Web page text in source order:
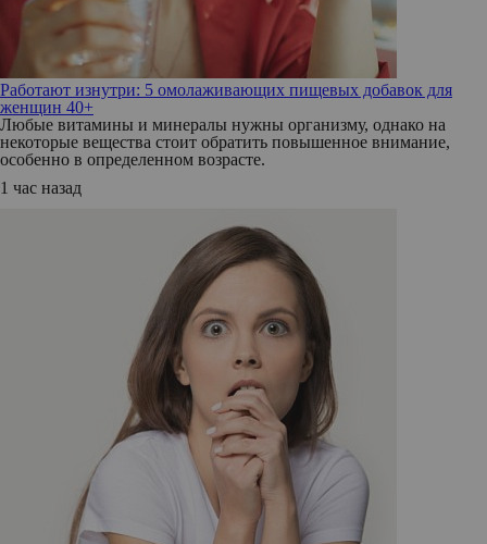
Работают изнутри: 5 омолаживающих пищевых добавок для
женщин 40+
Любые витамины и минералы нужны организму, однако на
некоторые вещества стоит обратить повышенное внимание,
особенно в определенном возрасте.
1 час назад